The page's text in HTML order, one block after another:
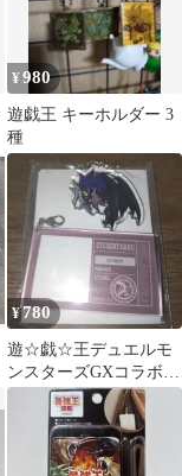
¥980
遊戯王 キーホルダー 3
種
¥780
遊☆戯☆王デュエルモ
ンスターズGXコラボカ
フェ 学生証風アクリル
ワイヤーチャーム